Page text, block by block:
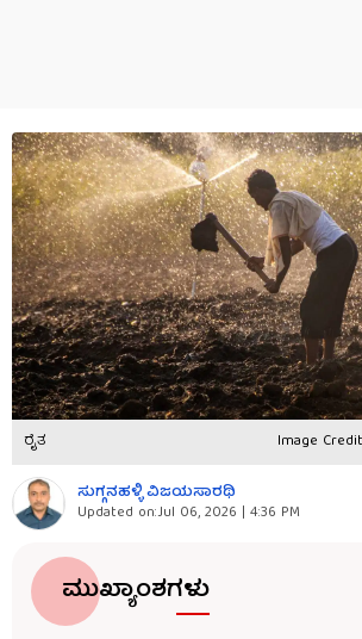
ರೈತ Image
ಸುಗ್ಗನಹಳ್ಳಿ ವಿಜಯಸಾರಥಿ
Updated on:Jul 06, 2026 | 4:36 PM
ಮುಖ್ಯಾಂಶಗಳು